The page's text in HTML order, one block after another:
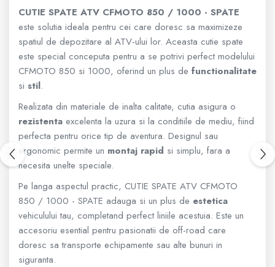
ECHIPAMENTE COPII
Casti
Manusi
Tricouri
Pantaloni
Set Complet
Borseta
Geanta
CUTIE SPATE ATV CFMOTO 850 / 1000 - SPATE
este solutia ideala pentru cei care doresc sa maximizeze
spatiul de depozitare al ATV-ului lor. Aceasta cutie spate
este special conceputa pentru a se potrivi perfect modelului
CFMOTO 850 si 1000, oferind un plus de functionalitate
si stil.
Realizata din materiale de inalta calitate, cutia asigura o
rezistenta excelenta la uzura si la conditiile de mediu, fiind
perfecta pentru orice tip de aventura. Designul sau
ergonomic permite un montaj rapid si simplu, fara a
necesita unelte speciale.
Pe langa aspectul practic, CUTIE SPATE ATV CFMOTO
850 / 1000 - SPATE adauga si un plus de estetica
vehiculului tau, completand perfect liniile acestuia. Este un
accesoriu esential pentru pasionatii de off-road care
doresc sa transporte echipamente sau alte bunuri in
siguranta.